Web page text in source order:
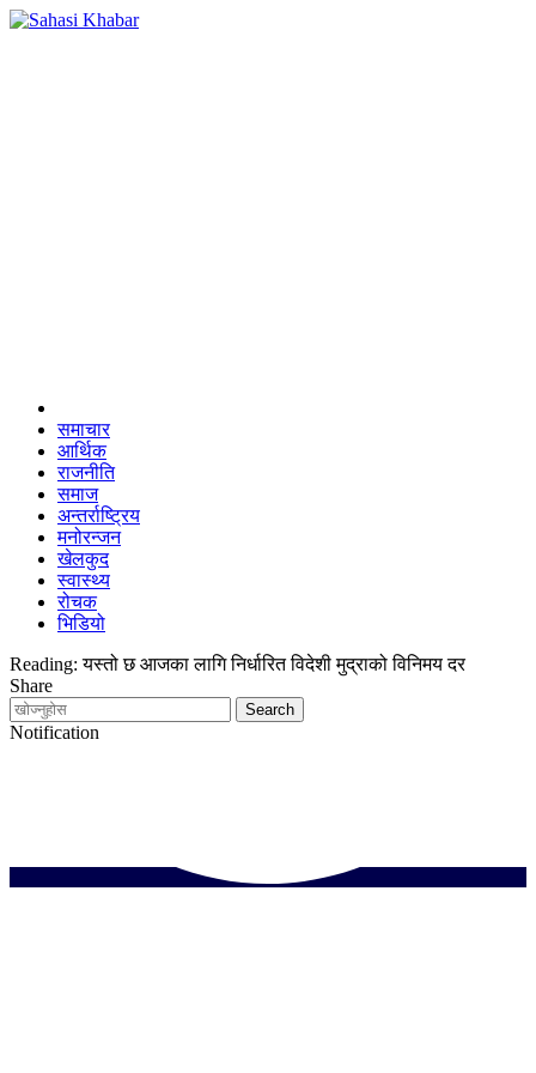
समाचार
आर्थिक
राजनीति
समाज
अन्तर्राष्ट्रिय
मनोरन्जन
खेलकुद
स्वास्थ्य
रोचक
भिडियो
Reading: यस्तो छ आजका लागि निर्धारित विदेशी मुद्राको विनिमय दर
Share
Notification